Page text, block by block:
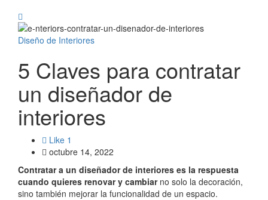
Diseño de Interiores
5 Claves para contratar
un diseñador de
interiores
Like 1
octubre 14, 2022
Contratar a un diseñador de interiores es la respuesta
cuando quieres renovar y cambiarno solo la decoración,
sino también mejorar la funcionalidad de un espacio.